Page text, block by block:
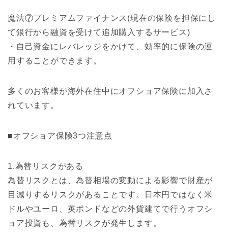
魔法⑦プレミアムファイナンス(現在の保険を担保にし
て銀行から融資を受けて追加購入するサービス)
・自己資金にレバレッジをかけて、効率的に保険の運
用することができます。
多くのお客様が海外在住中にオフショア保険に加入さ
れています。
■オフショア保険3つ注意点
1.為替リスクがある
為替リスクとは、為替相場の変動による影響で財産が
目減りするリスクがあることです。日本円ではなく米
ドルやユーロ、英ポンドなどの外貨建てで行うオフシ
ョア投資も、為替リスクが発生します。